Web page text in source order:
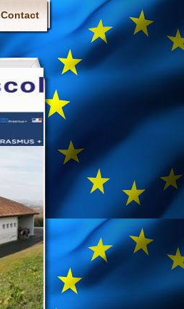
Contact